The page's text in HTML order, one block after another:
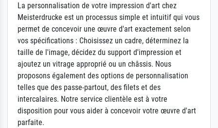
La personnalisation de votre impression d'art chez
Meisterdrucke est un processus simple et intuitif qui vous
permet de concevoir une œuvre d'art exactement selon
vos spécifications : Choisissez un cadre, déterminez la
taille de l'image, décidez du support d'impression et
ajoutez un vitrage approprié ou un châssis. Nous
proposons également des options de personnalisation
telles que des passe-partout, des filets et des
intercalaires. Notre service clientèle est à votre
disposition pour vous aider à concevoir votre œuvre d'art
parfaite.